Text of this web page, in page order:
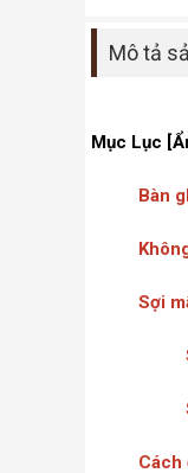
Mô tả
Mục Lục
Bàn
Sợi
Cách